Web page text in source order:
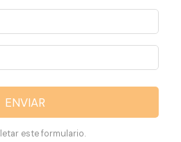
mi compra?
ENVIAR
este formulario.